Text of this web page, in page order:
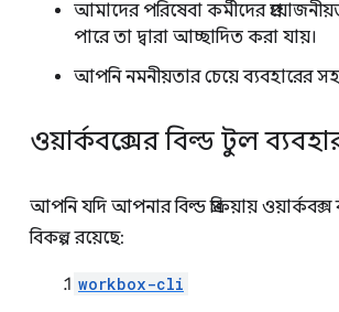
আমাদের পরিষেবা কর্মীদের
পারে তা দ্বারা আচ্ছাদিত করা যায়।
আপনি নমনীয়তার চেয়ে ব্যবহারের
ওয়ার্কবক্সের বিল্ড টুল
আপনি যদি আপনার বিল্ড প্রক্রিয়ায়
বিকল্প রয়েছে:
workbox-cli